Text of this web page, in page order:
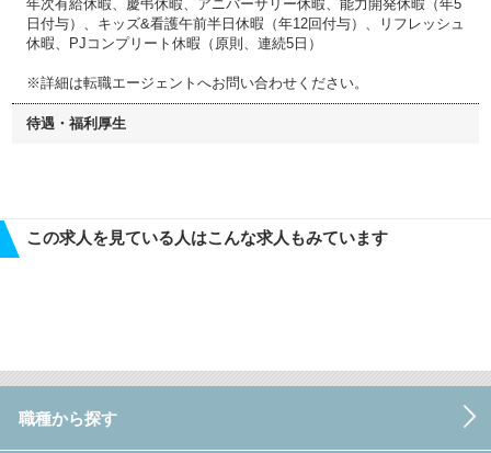
年次有給休暇、慶弔休暇、アニバーサリー休暇、能力開発休暇（年5
日付与）、キッズ&看護午前半日休暇（年12回付与）、リフレッシュ
休暇、PJコンプリート休暇（原則、連続5日）
※詳細は転職エージェントへお問い合わせください。
待遇・福利厚生
この求人を見ている人はこんな求人もみています
職種から探す